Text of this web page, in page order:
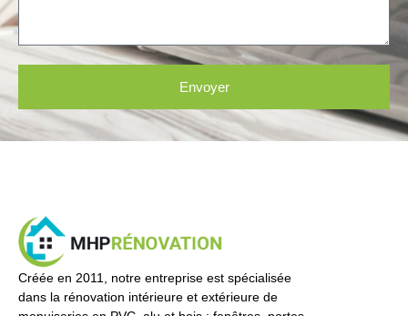
Envoyer
Créée en 2011, notre entreprise est spécialisée
dans la rénovation intérieure et extérieure de